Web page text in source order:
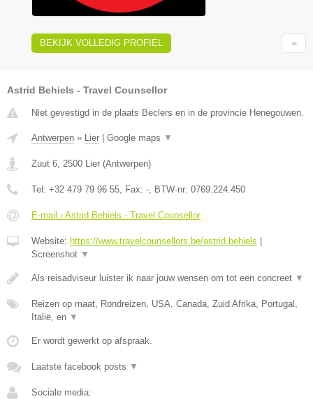
BEKIJK VOLLEDIG PROFIEL
Astrid Behiels - Travel Counsellor
Niet gevestigd in de plaats Beclers en in de provincie Henegouwen.
Antwerpen » Lier Google maps ▼
Zuut 6 2500 Lier (Antwerpen)
Tel: +32 479 79 96 55 , Fax: - , BTW-nr: 0769.224.450
E-mail › Astrid Behiels - Travel Counsellor
Website: https://www.travelcounsellors.be/astrid.behiels
Screenshot ▼
Als reisadviseur luister ik naar jouw wensen om tot een concreet ▼
Reizen op maat, Rondreizen, USA, Canada, Zuid Afrika, Portugal,
Italië, en ▼
Er wordt gewerkt op afspraak.
Laatste facebook posts ▼
Sociale media: